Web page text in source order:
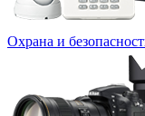
Охрана и